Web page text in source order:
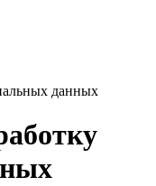
данных